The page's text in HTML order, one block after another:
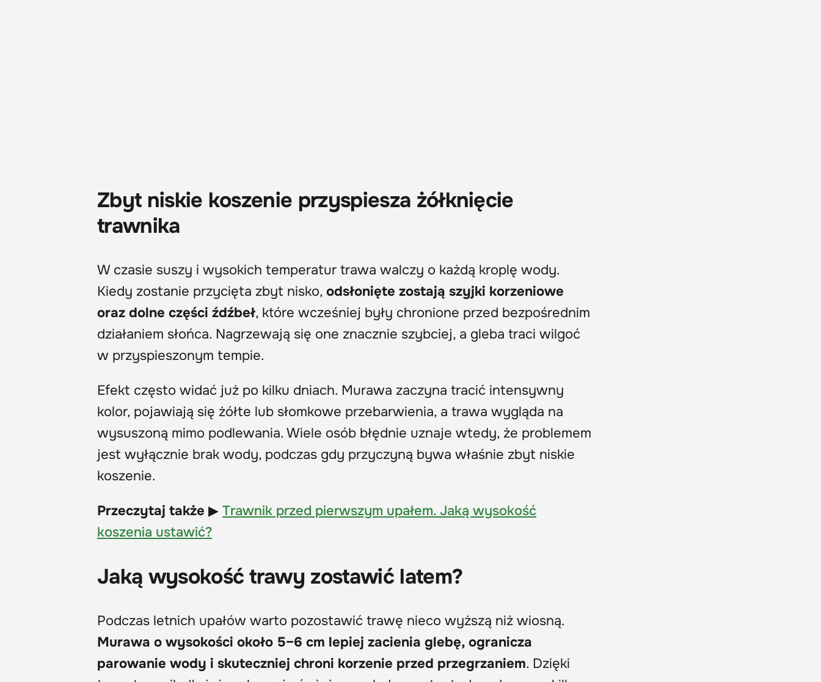
Zbyt niskie koszenie przyspiesza żółknięcie
trawnika
W czasie suszy i wysokich temperatur trawa walczy o każdą kroplę wody.
Kiedy zostanie przycięta zbyt nisko, odsłonięte zostają szyjki korzeniowe
oraz dolne części źdźbeł, które wcześniej były chronione przed bezpośrednim
działaniem słońca. Nagrzewają się one znacznie szybciej, a gleba traci wilgoć
w przyspieszonym tempie.
Efekt często widać już po kilku dniach. Murawa zaczyna tracić intensywny
kolor, pojawiają się żółte lub słomkowe przebarwienia, a trawa wygląda na
wysuszoną mimo podlewania. Wiele osób błędnie uznaje wtedy, że problemem
jest wyłącznie brak wody, podczas gdy przyczyną bywa właśnie zbyt niskie
koszenie.
Przeczytaj także ▶ Trawnik przed pierwszym upałem. Jaką wysokość
koszenia ustawić?
Jaką wysokość trawy zostawić latem?
Podczas letnich upałów warto pozostawić trawę nieco wyższą niż wiosną.
Murawa o wysokości około 5–6 cm lepiej zacienia glebę, ogranicza
parowanie wody i skuteczniej chroni korzenie przed przegrzaniem. Dzięki